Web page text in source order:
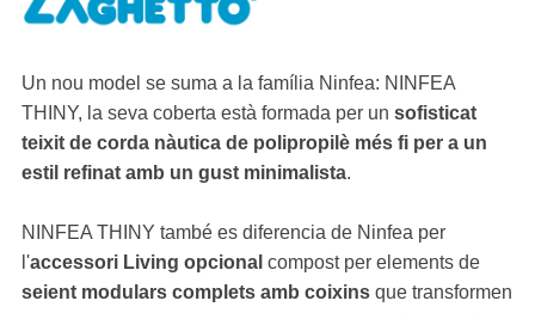
Un nou model se suma a la família Ninfea: NINFEA
THINY, la seva coberta està formada per un sofisticat
teixit de corda nàutica de polipropilè més fi per a un
estil refinat amb un gust minimalista.
NINFEA THINY també es diferencia de Ninfea per
l'accessori Living opcional compost per elements de
seient modulars complets amb coixins que transformen